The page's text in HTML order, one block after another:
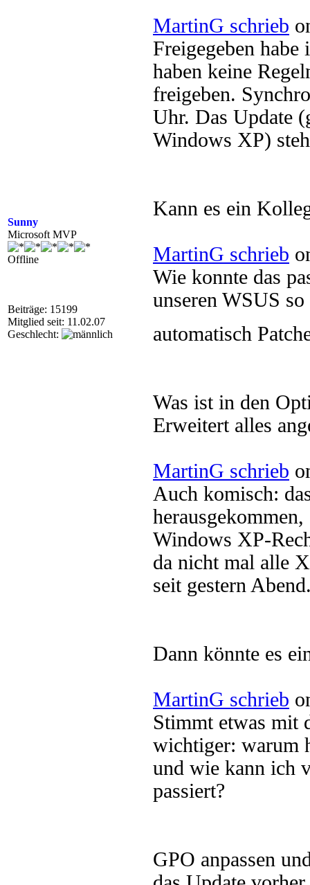
Sunny
Microsoft MVP
Offline
Beiträge: 15199
Mitglied seit: 11.02.07
Geschlecht:
MartinG schrieb
Freigegeben
haben keine
freigeben.
Uhr. Das Update
Windows XP)
Kann es ein
MartinG schrieb
Wie konnte das
unseren WSUS
automatisch
Was ist in den
Erweitert alles
MartinG schrieb
Auch komisch:
Windows XP-
da nicht mal alle
seit gestern
Dann könnte es
MartinG schrieb
Stimmt etwas mit
wichtiger: warum
und wie kann ich
passiert?
GPO anpassen